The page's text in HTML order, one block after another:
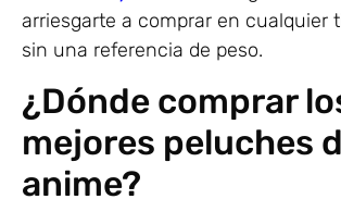
arriesgarte a comprar en cualquier
sin una referencia de peso.
¿Dónde comprar
mejores peluches
anime?